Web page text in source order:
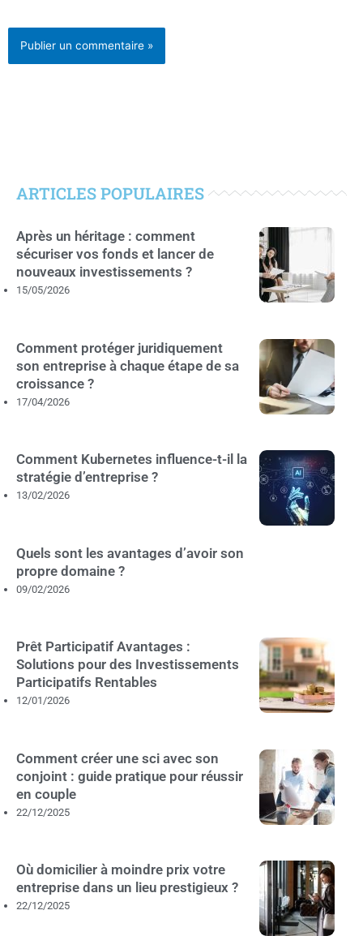
ARTICLES POPULAIRES
Après un héritage : comment
sécuriser vos fonds et lancer de
nouveaux investissements ?
15/05/2026
Comment protéger juridiquement
son entreprise à chaque étape de sa
croissance ?
17/04/2026
Comment Kubernetes influence-t-il la
stratégie d’entreprise ?
13/02/2026
Quels sont les avantages d’avoir son
propre domaine ?
09/02/2026
Prêt Participatif Avantages :
Solutions pour des Investissements
Participatifs Rentables
12/01/2026
Comment créer une sci avec son
conjoint : guide pratique pour réussir
en couple
22/12/2025
Où domicilier à moindre prix votre
entreprise dans un lieu prestigieux ?
22/12/2025